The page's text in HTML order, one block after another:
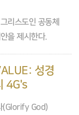
리스도인 공동체
을 제시한다.
성경
4G's
(Glorify God)